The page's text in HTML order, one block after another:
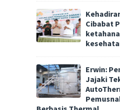
Cibabat
Erwin:
Jajaki